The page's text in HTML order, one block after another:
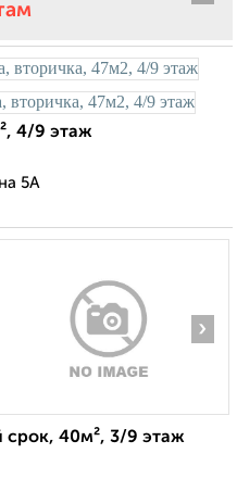
4/9 этаж
5А
›
срок, 40м², 3/9 этаж